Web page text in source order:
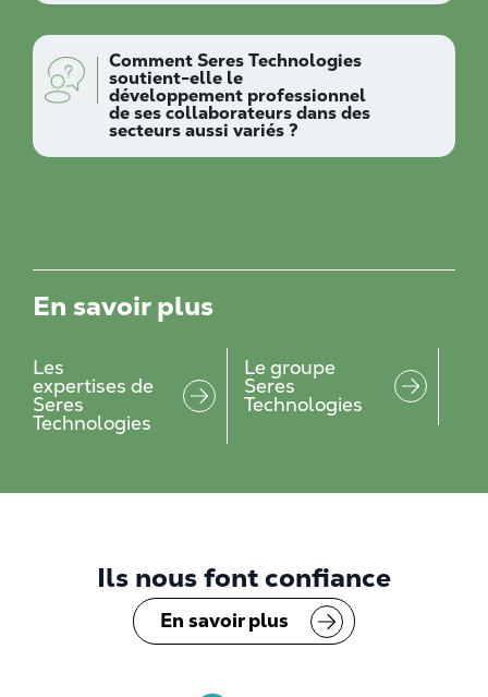
Comment Seres Technologies
soutient-elle le
développement professionnel
de ses collaborateurs dans des
secteurs aussi variés ?
En savoir plus
Les
expertises de
Seres
Technologies
Le groupe
Seres
Technologies
Ils nous font confiance
En savoir plus